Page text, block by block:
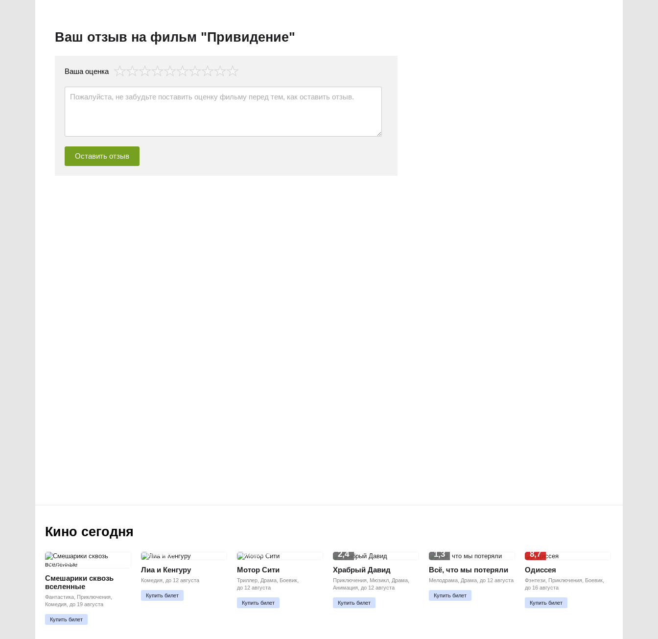
Ваш отзыв на фильм "Привидение"
Ваша оценка
Кино сегодня
ПРЕМЬЕРА
Смешарики сквозь
вселенные
Фантастика, Приключения,
Комедия, до 19 августа
Купить билет
ПРЕМЬЕРА
Лиа и Кенгуру
Комедия, до 12 августа
Купить билет
ПРЕМЬЕРА
Мотор Сити
Триллер, Драма, Боевик,
до 12 августа
Купить билет
2,4
Храбрый Давид
Приключения, Мюзикл, Драма,
Анимация, до 12 августа
Купить билет
1,3
Всё, что мы потеряли
Мелодрама, Драма, до 12 августа
Купить билет
8,7
Одиссея
Фэнтези, Приключения, Боевик,
до 16 августа
Купить билет